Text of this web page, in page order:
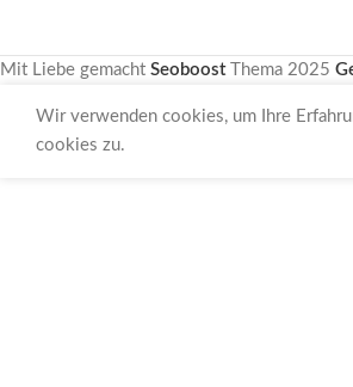
Mit Liebe gemacht SeoboostThema 2025
Wir verwenden cookies, um Ihre
cookies zu.